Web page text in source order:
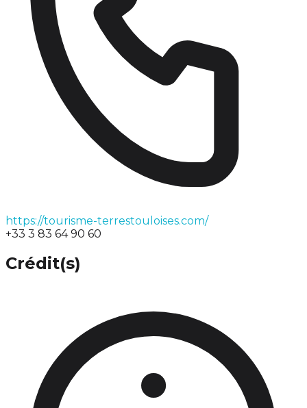
https://tourisme-terrestouloises.com/
+33 3 83 64 90 60
Crédit(s)